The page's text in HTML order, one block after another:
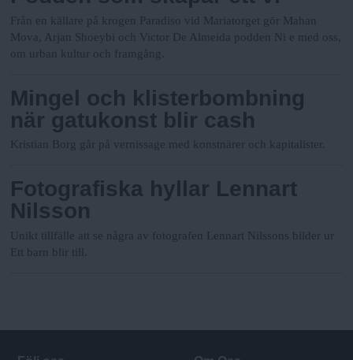
Från en källare på krogen Paradiso vid Mariatorget gör Mahan
Mova, Arjan Shoeybi och Victor De Almeida podden Ni e med oss,
om urban kultur och framgång.
Mingel och klisterbombning
när gatukonst blir cash
Kristian Borg går på vernissage med konstnärer och kapitalister.
Fotografiska hyllar Lennart
Nilsson
Unikt tillfälle att se några av fotografen Lennart Nilssons bilder ur
Ett barn blir till.